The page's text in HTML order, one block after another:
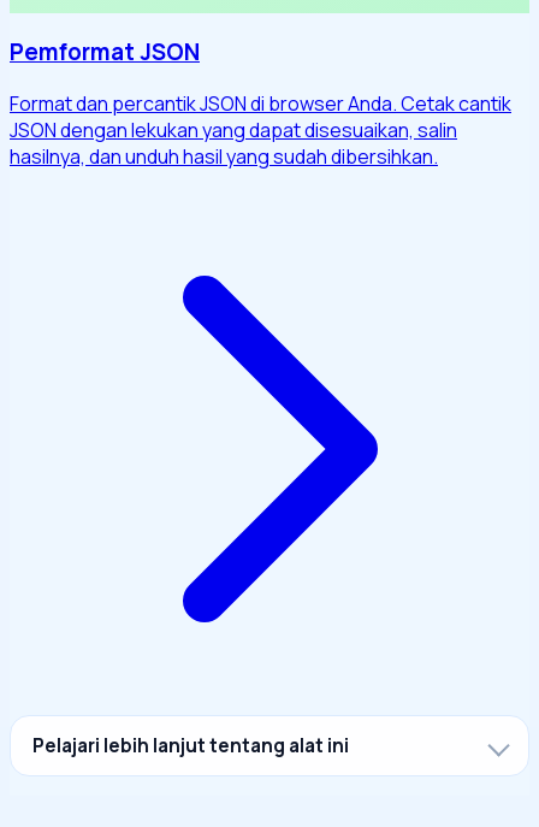
Pemformat JSON
Format dan percantik JSON di browser Anda. Cetak cantik
JSON dengan lekukan yang dapat disesuaikan, salin
hasilnya, dan unduh hasil yang sudah dibersihkan.
Pelajari lebih lanjut tentang alat ini